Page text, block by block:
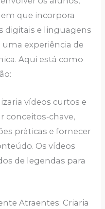
que incorpora
digitais e linguagens
experiência de
Aqui está como
vídeos curtos e
conceitos-chave,
práticas e fornecer
Os vídeos
de legendas para
Atraentes: Criaria